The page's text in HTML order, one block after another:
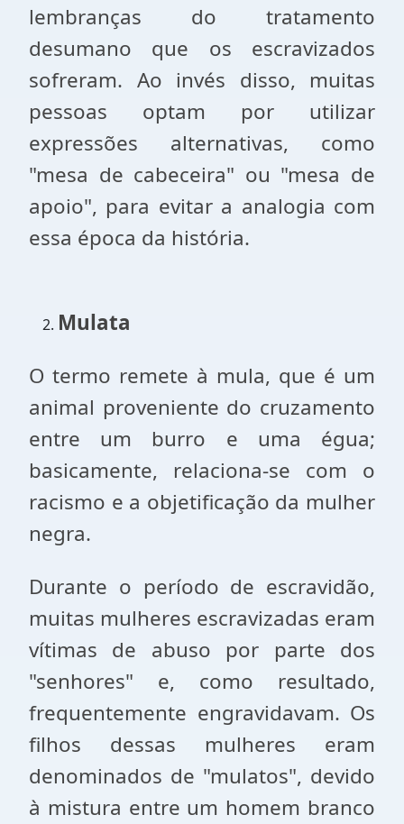
lembranças do tratamento
desumano que os escravizados
sofreram. Ao invés disso, muitas
pessoas optam por utilizar
expressões alternativas, como
"mesa de cabeceira" ou "mesa de
apoio", para evitar a analogia com
essa época da história.
Mulata
O termo remete à mula, que é um
animal proveniente do cruzamento
entre um burro e uma égua;
basicamente, relaciona-se com o
racismo e a objetificação da mulher
negra.
Durante o período de escravidão,
muitas mulheres escravizadas eram
vítimas de abuso por parte dos
"senhores" e, como resultado,
frequentemente engravidavam. Os
filhos dessas mulheres eram
denominados de "mulatos", devido
à mistura entre um homem branco